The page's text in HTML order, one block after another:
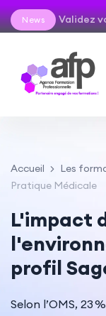
News Validez
Accueil
Les
Pratique Médicale
L'impact
profil
Selon l’OMS, 23